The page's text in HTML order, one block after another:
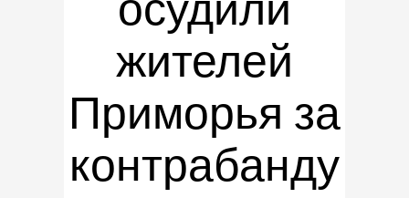
жителей
Приморья за
контрабанду